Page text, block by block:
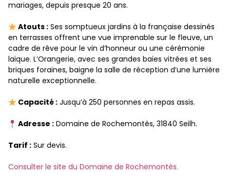
mariages, depuis presque 20 ans.
Atouts :Ses somptueux jardins à la française dessinés
en terrasses offrent une vue imprenable sur le fleuve, un
cadre de rêve pour le vin d’honneur ou une cérémonie
laïque. L’Orangerie, avec ses grandes baies vitrées et ses
briques foraines, baigne la salle de réception d’une lumière
naturelle exceptionnelle.
Capacité :Jusqu’à 250 personnes en repas assis.
Adresse :Domaine de Rochemontès, 31840 Seilh.
Tarif : Sur devis.
Consulter le site du Domaine de Rochemontès.